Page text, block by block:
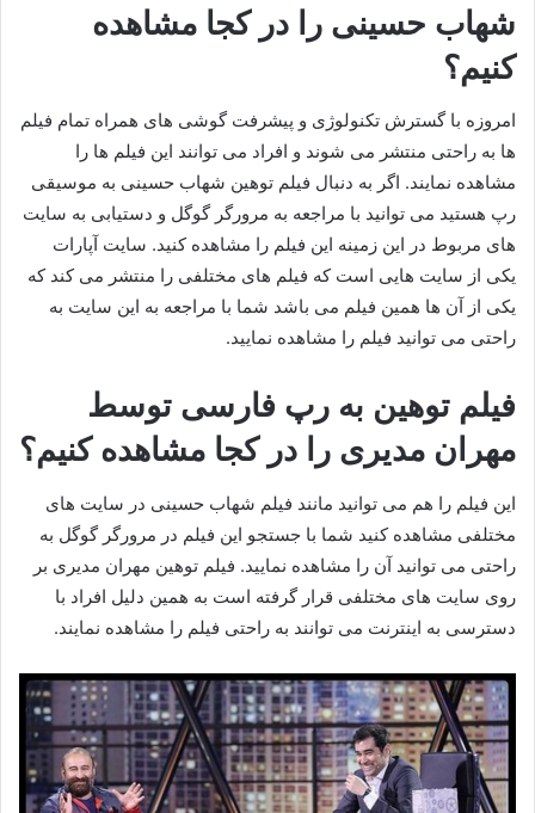
شهاب حسینی را در کجا مشاهده
کنیم؟
امروزه با گسترش تکنولوژی و پیشرفت گوشی های همراه تمام فیلم
ها به راحتی منتشر می شوند و افراد می توانند این فیلم ها را
مشاهده نمایند. اگر به دنبال فیلم توهین شهاب حسینی به موسیقی
رپ هستید می توانید با مراجعه به مرورگر گوگل و دستیابی به سایت
های مربوط در این زمینه این فیلم را مشاهده کنید. سایت آپارات
یکی از سایت هایی است که فیلم های مختلفی را منتشر می کند که
یکی از آن ها همین فیلم می باشد شما با مراجعه به این سایت به
راحتی می توانید فیلم را مشاهده نمایید.
فیلم توهین به رپ فارسی توسط
مهران مدیری را در کجا مشاهده کنیم؟
این فیلم را هم می توانید مانند فیلم شهاب حسینی در سایت های
مختلفی مشاهده کنید شما با جستجو این فیلم در مرورگر گوگل به
راحتی می توانید آن را مشاهده نمایید. فیلم توهین مهران مدیری بر
روی سایت های مختلفی قرار گرفته است به همین دلیل افراد با
دسترسی به اینترنت می توانند به راحتی فیلم را مشاهده نمایند.